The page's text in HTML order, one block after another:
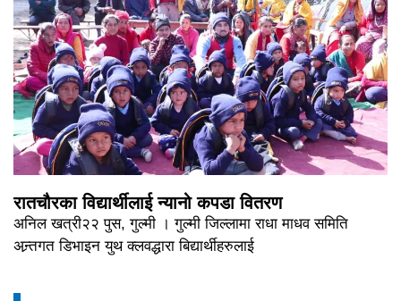
रातचौरका विद्यार्थीलाई न्यानो कपडा वितरण
अनिल खत्री२२ पुस, गुल्मी । गुल्मी जिल्लामा राधा माधव समिति
अन्र्तगत डिभाइन युथ क्लवद्धारा बिद्यार्थीहरुलाई